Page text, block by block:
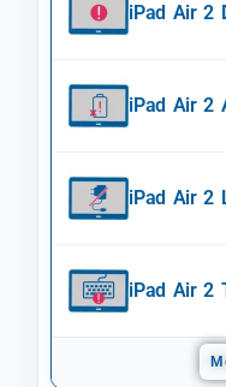
iPad Air 2
iPad Air 2
iPad Air 2
iPad Air 2